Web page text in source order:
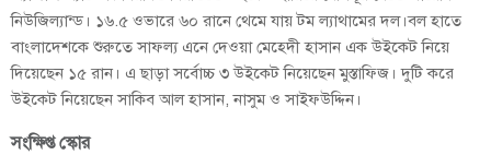
নিউজিল্যান্ড। ১৬.৫ ওভারে ৬০ রানে থেমে যায় টম ল্যাথামের দল।বল হাতে
বাংলাদেশকে শুরুতে সাফল্য এনে দেওয়া মেহেদী হাসান এক উইকেট নিয়ে
দিয়েছেন ১৫ রান। এ ছাড়া সর্বোচ্চ ৩ উইকেট নিয়েছেন মুস্তাফিজ। দুটি করে
উইকেট নিয়েছেন সাকিব আল হাসান, নাসুম ও সাইফউদ্দিন।
সংক্ষিপ্ত স্কোর